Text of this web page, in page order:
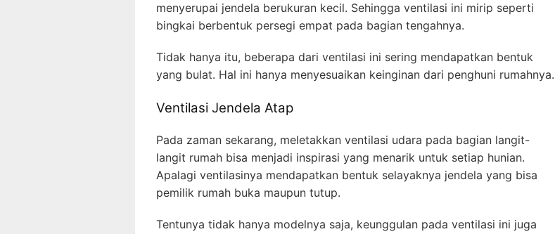
menyerupai jendela berukuran kecil. Sehingga ventilasi ini mirip seperti
bingkai berbentuk persegi empat pada bagian tengahnya.
Tidak hanya itu, beberapa dari ventilasi ini sering mendapatkan bentuk
yang bulat. Hal ini hanya menyesuaikan keinginan dari penghuni rumahnya.
Ventilasi Jendela Atap
Pada zaman sekarang, meletakkan ventilasi udara pada bagian langit-
langit rumah bisa menjadi inspirasi yang menarik untuk setiap hunian.
Apalagi ventilasinya mendapatkan bentuk selayaknya jendela yang bisa
pemilik rumah buka maupun tutup.
Tentunya tidak hanya modelnya saja, keunggulan pada ventilasi ini juga